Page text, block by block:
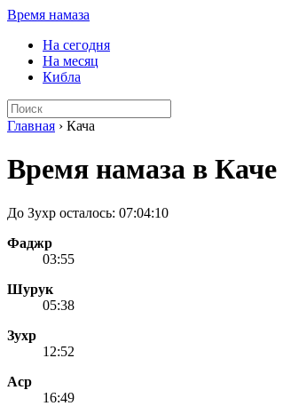
Время намаза
На сегодня
На месяц
Кибла
Главная › Кача
Время намаза в Каче
До Зухр осталось: 07:04:10
Фаджр
03:55
Шурук
05:38
Зухр
12:52
Аср
16:49